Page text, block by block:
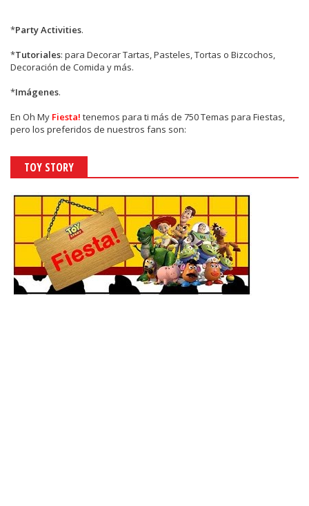
*Party Activities.
*Tutoriales: para Decorar Tartas, Pasteles, Tortas o Bizcochos,
Decoración de Comida y más.
*Imágenes.
En Oh My Fiesta! tenemos para ti más de 750 Temas para Fiestas,
pero los preferidos de nuestros fans son:
TOY STORY